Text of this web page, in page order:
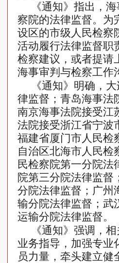
《通知》指出，
察院的法律监督。为
设区的市级人民检察
活动履行法律监督职
检察建议，或者提请
海事审判与检察工作
《通知》明确，
律监督；青岛海事法
南京海事法院接受江
法院接受浙江省宁波
福建省厦门市人民检
自治区北海市人民检
民检察院第一分院法
院第三分院法律监督
分院法律监督；广州
输分院法律监督；武
运输分院法律监督。
《通知》强调，
业务指导，加强专业
员力量，牵头建立